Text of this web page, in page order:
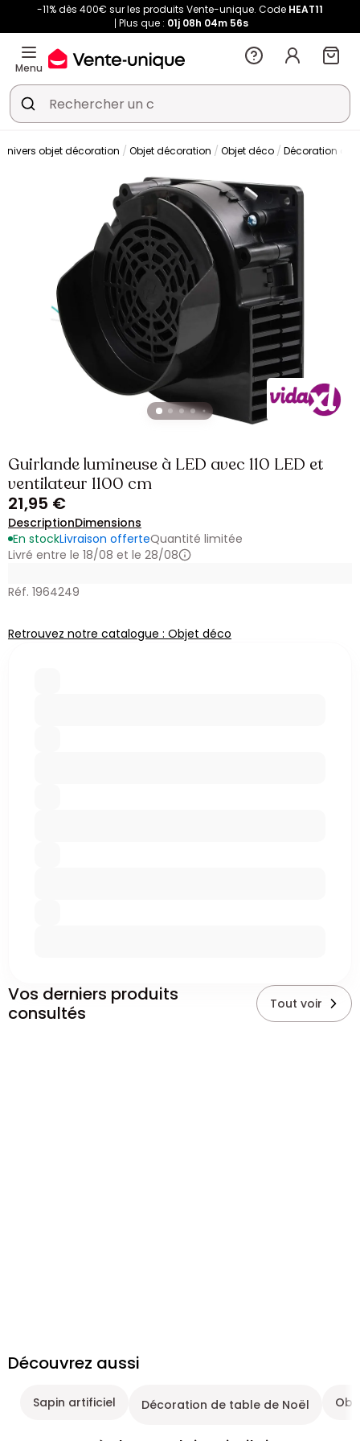
-11% dès 400€ sur les produits Vente-unique. Code HEAT11
Plus que : 01j 08h 04m 55s
Menu
Univers objet décoration Objet décoration Objet déco Décoration de
Guirlande lumineuse à LED avec 110 LED et
ventilateur 1100 cm
21,95 €
DescriptionDimensions
En stockLivraison offerteQuantité limitée
Livré entre le 18/08 et le 28/08
Réf. 1964249
Retrouvez notre catalogue : Objet déco
Vos derniers produits
consultés
Tout voir
Découvrez aussi
Sapin artificiel Décoration de table de Noël